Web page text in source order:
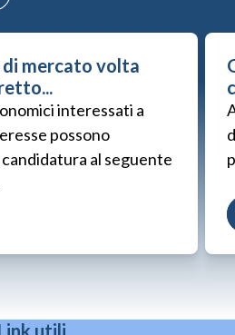
mercato volta
interessati a
possono
al seguente
utili